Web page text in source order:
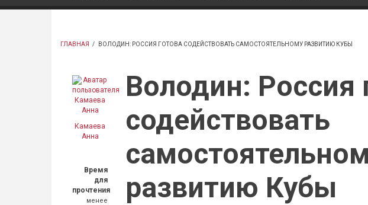
ГЛАВНАЯ / ВОЛОДИН: РОССИЯ ГОТОВА СОДЕЙСТВОВАТЬ САМОСТОЯТЕЛЬНОМУ РАЗВИТИЮ КУБЫ
Камаева
Анна
Время
для
прочтения
менее
Володин: Россия
содействовать
развитию Кубы